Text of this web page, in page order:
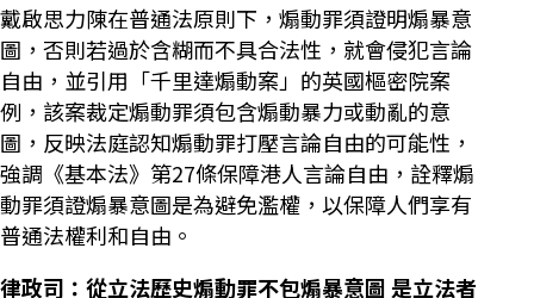
戴啟思力陳在普通法原則下，煽動罪須證明煽暴意
圖，否則若過於含糊而不具合法性，就會侵犯言論
自由，並引用「千里達煽動案」的英國樞密院案
例，該案裁定煽動罪須包含煽動暴力或動亂的意
圖，反映法庭認知煽動罪打壓言論自由的可能性，
強調《基本法》第27條保障港人言論自由，詮釋煽
動罪須證煽暴意圖是為避免濫權，以保障人們享有
普通法權利和自由。
律政司：從立法歷史煽動罪不包煽暴意圖 是立法者